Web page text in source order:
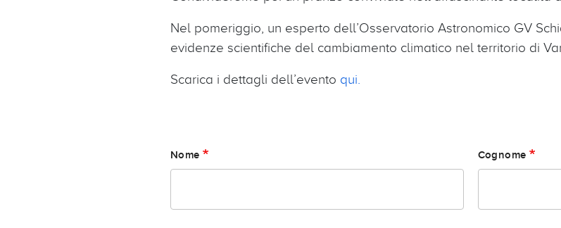
Nel pomeriggio, un esperto dell’Osservatorio Astronomico GV
evidenze scientifiche del cambiamento climatico nel territorio di
Scarica i dettagli dell’evento qui.
Nome Cognome